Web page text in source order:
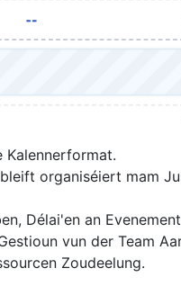
Kalennerformat.
organiséiert mam
Délai'en an
vun der Team
Zoudeelung.